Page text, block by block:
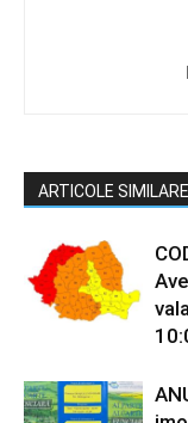
ARTICOLE SIMILARE